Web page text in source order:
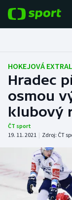
Fotbal
Hokej
Tenis
Atletika
Cyklistika
DALŠÍ SPORTY
HOKEJOVÁ
Hradec
osmou
klubový
ČT sport
19. 11. 2021 | Zdroj: ČT